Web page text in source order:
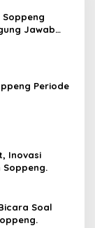
Jawab
Periode
Inovasi
Soppeng.
Soal